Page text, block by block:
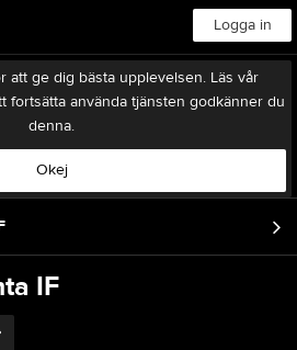
Logga in
att ge dig bästa upplevelsen. Läs vår
fortsätta använda tjänsten godkänner du
denna.
Okej
IF